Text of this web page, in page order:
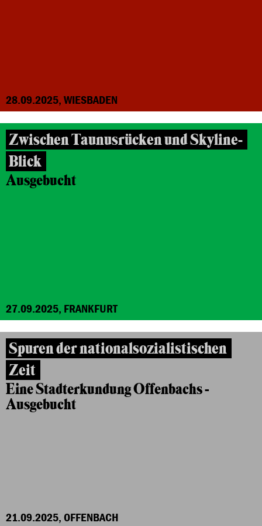
28.09.2025, WIESBADEN
Zwischen Taunusrücken und Skyline-
Blick
Ausgebucht
27.09.2025, FRANKFURT
Spuren der nationalsozialistischen
Zeit
Eine Stadterkundung Offenbachs -
Ausgebucht
21.09.2025, OFFENBACH